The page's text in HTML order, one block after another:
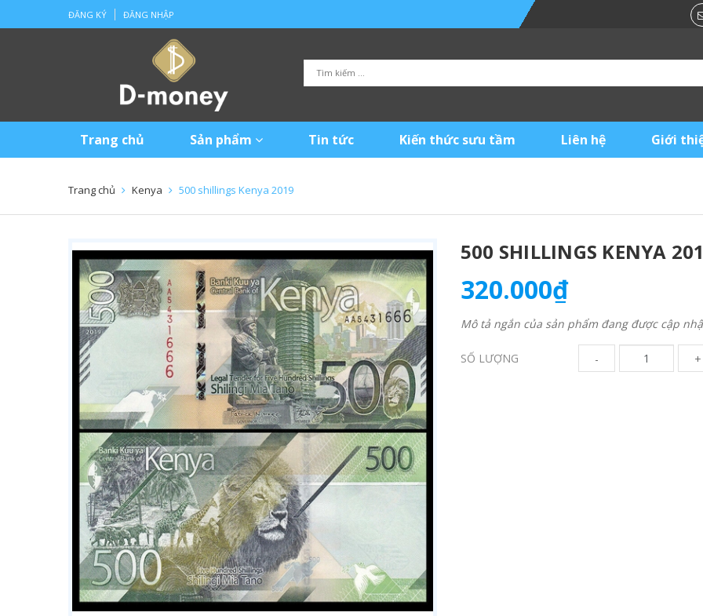
ĐĂNG KÝ ĐĂNG NHẬP
Trang chủ Sản phẩm Tin tức Kiến thức sưu tầm Liên hệ Giới
Trang chủ Kenya 500 shillings Kenya 2019
500 SHILLINGS KENYA
320.000₫
Mô tả ngắn của sản phẩm đang được cập
SỐ LƯỢNG - +